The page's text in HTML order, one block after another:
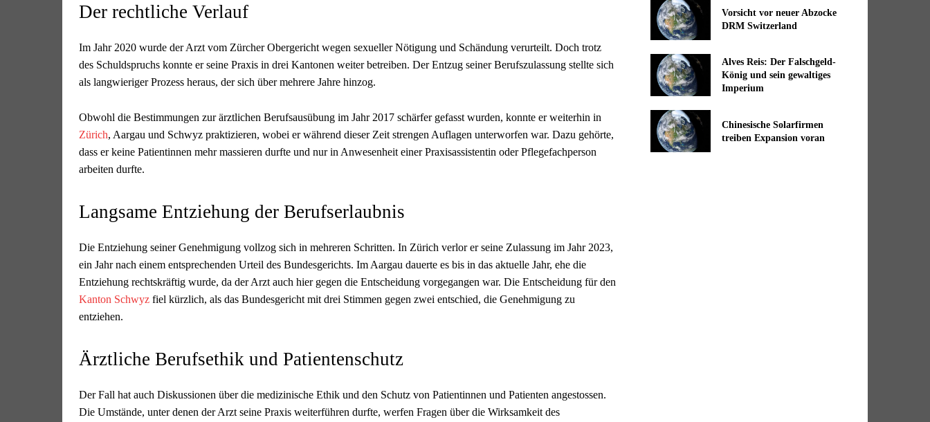
Der rechtliche Verlauf
Im Jahr 2020 wurde der Arzt vom Zürcher Obergericht wegen sexueller Nötigung und Schändung verurteilt. Doch trotz
des Schuldspruchs konnte er seine Praxis in drei Kantonen weiter betreiben. Der Entzug seiner Berufszulassung stellte sich
als langwieriger Prozess heraus, der sich über mehrere Jahre hinzog.
Obwohl die Bestimmungen zur ärztlichen Berufsausübung im Jahr 2017 schärfer gefasst wurden, konnte er weiterhin in
Zürich, Aargau und Schwyz praktizieren, wobei er während dieser Zeit strengen Auflagen unterworfen war. Dazu gehörte,
dass er keine Patientinnen mehr massieren durfte und nur in Anwesenheit einer Praxisassistentin oder Pflegefachperson
arbeiten durfte.
Langsame Entziehung der Berufserlaubnis
Die Entziehung seiner Genehmigung vollzog sich in mehreren Schritten. In Zürich verlor er seine Zulassung im Jahr 2023,
ein Jahr nach einem entsprechenden Urteil des Bundesgerichts. Im Aargau dauerte es bis in das aktuelle Jahr, ehe die
Entziehung rechtskräftig wurde, da der Arzt auch hier gegen die Entscheidung vorgegangen war. Die Entscheidung für den
Kanton Schwyz fiel kürzlich, als das Bundesgericht mit drei Stimmen gegen zwei entschied, die Genehmigung zu
entziehen.
Ärztliche Berufsethik und Patientenschutz
Der Fall hat auch Diskussionen über die medizinische Ethik und den Schutz von Patientinnen und Patienten angestossen.
Die Umstände, unter denen der Arzt seine Praxis weiterführen durfte, werfen Fragen über die Wirksamkeit des
Vorsicht vor neuer Abzocke
DRM Switzerland
Alves Reis: Der Falschgeld-
König und sein gewaltiges
Imperium
Chinesische Solarfirmen
treiben Expansion voran